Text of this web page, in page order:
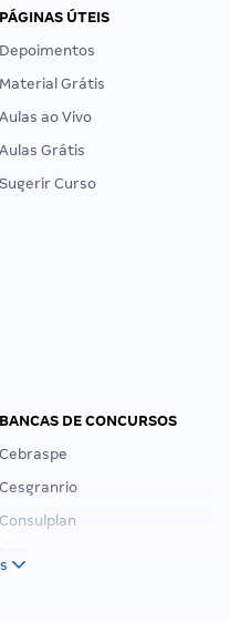
PÁGINAS ÚTEIS
Depoimentos
Material Grátis
Aulas ao Vivo
Aulas Grátis
Sugerir Curso
BANCAS DE CONCURSOS
Cebraspe
Cesgranrio
Consulplan